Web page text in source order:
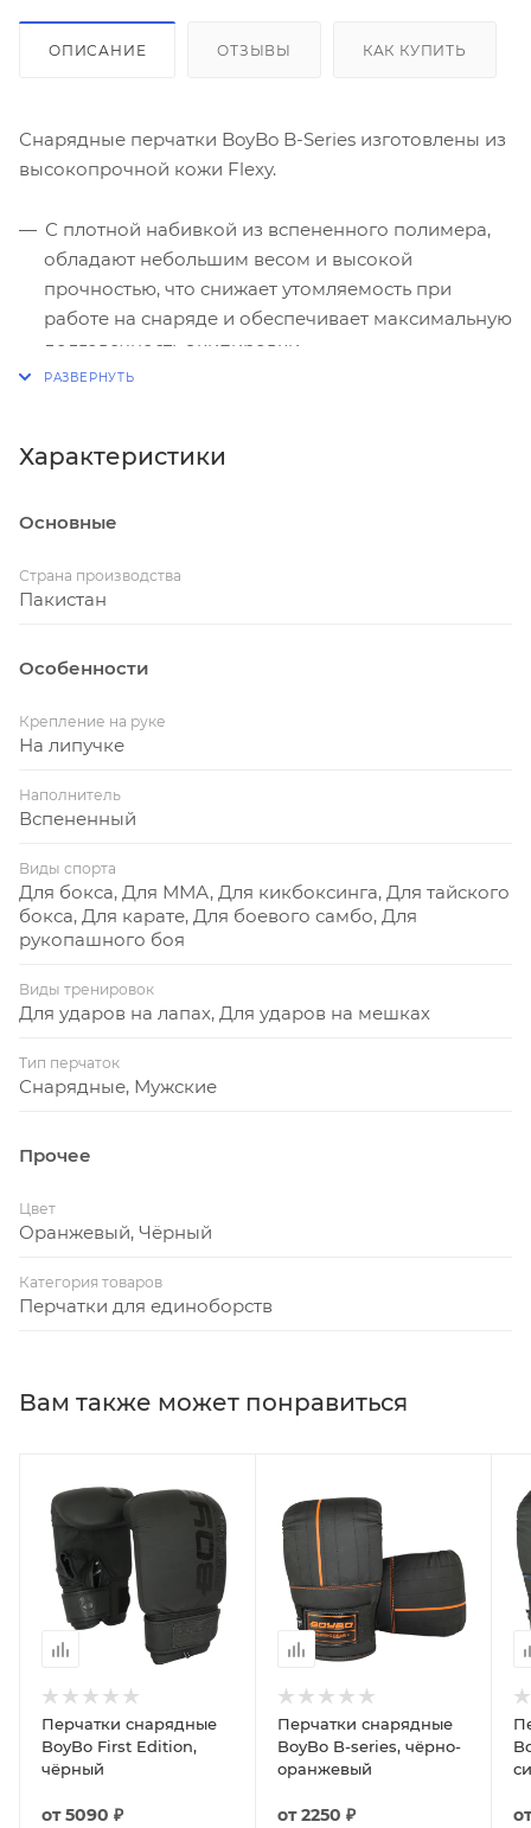
ОПИСАНИЕ ОТЗЫВЫ КАК КУПИТЬ
Снарядные перчатки BoyBo B-Series изготовлены из
высокопрочной кожи Flexy.
С плотной набивкой из вспененного полимера,
обладают небольшим весом и высокой
прочностью, что снижает утомляемость при
работе на снаряде и обеспечивает максимальную
долговечность экипировки.
Присутствует перфорация на ладони, что
отработке техники или ударов по груше или
мешку.
Защищают руки от возможных повреждений и
Удобная система фиксации по руке с помощью
манжеты - липучки.
Характеристики
Основные
Страна производства
Пакистан
Особенности
Крепление на руке
На липучке
Наполнитель
Вспененный
Виды спорта
Для бокса, Для ММА, Для кикбоксинга, Для тайского
бокса, Для карате, Для боевого самбо, Для
рукопашного боя
Виды тренировок
Для ударов на лапах, Для ударов на мешках
Тип перчаток
Снарядные, Мужские
Прочее
Цвет
Оранжевый, Чёрный
Категория товаров
Перчатки для единоборств
Вам также может понравиться
Перчатки снарядные
BoyBo First Edition,
чёрный
от5090 ₽
Перчатки снарядные
BoyBo B-series, чёрно-
оранжевый
от2250 ₽